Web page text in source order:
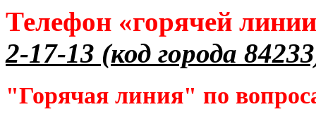
Телефон «горячей
2-17-13 (код города
"Горячая линия" по